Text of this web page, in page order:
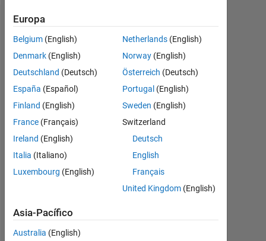
Insignias
Insignias
MATLAB
Answers
Insignias
Europa
Belgium (English)
Denmark (English)
Deutschland (Deutsch)
España (Español)
Finland (English)
France (Français)
Ireland (English)
Italia (Italiano)
Luxembourg (English)
Netherlands(English)
Norway(English)
Österreich (Deutsch)
Portugal (English)
Sweden (English)
Switzerland
Deutsch
English
Français
United Kingdom(English)
Asia-Pacífico
Australia (English)